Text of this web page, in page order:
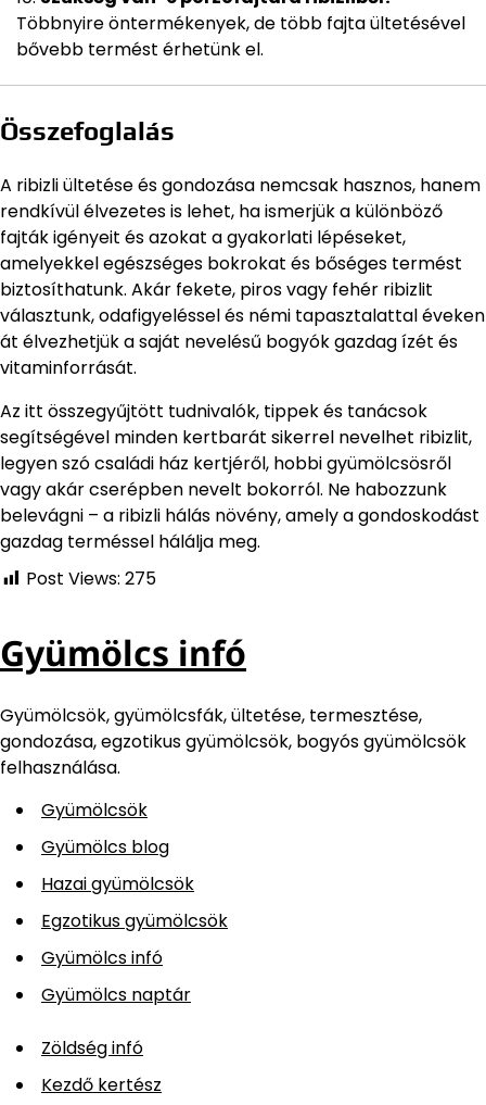
Többnyire öntermékenyek, de több fajta ültetésével
bővebb termést érhetünk el.
Összefoglalás
A ribizli ültetése és gondozása nemcsak hasznos, hanem
rendkívül élvezetes is lehet, ha ismerjük a különböző
fajták igényeit és azokat a gyakorlati lépéseket,
amelyekkel egészséges bokrokat és bőséges termést
biztosíthatunk. Akár fekete, piros vagy fehér ribizlit
választunk, odafigyeléssel és némi tapasztalattal éveken
át élvezhetjük a saját nevelésű bogyók gazdag ízét és
vitaminforrását.
Az itt összegyűjtött tudnivalók, tippek és tanácsok
segítségével minden kertbarát sikerrel nevelhet ribizlit,
legyen szó családi ház kertjéről, hobbi gyümölcsösről
vagy akár cserépben nevelt bokorról. Ne habozzunk
belevágni – a ribizli hálás növény, amely a gondoskodást
gazdag terméssel hálálja meg.
Post Views: 275
Gyümölcs infó
Gyümölcsök, gyümölcsfák, ültetése, termesztése,
gondozása, egzotikus gyümölcsök, bogyós gyümölcsök
felhasználása.
Gyümölcsök
Gyümölcs blog
Hazai gyümölcsök
Egzotikus gyümölcsök
Gyümölcs infó
Gyümölcs naptár
Zöldség infó
Kezdő kertész